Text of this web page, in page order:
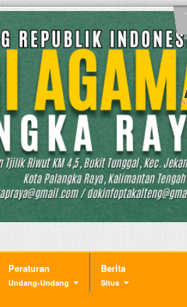
Peraturan
Undang-Undang
Berita
Situs